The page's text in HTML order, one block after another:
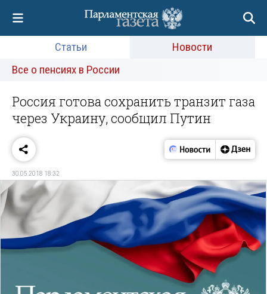
Статьи
Новости
Все о пенсиях в России
Россия готова сохранить транзит газа
через Украину, сообщил Путин
30.05.2018 18:32